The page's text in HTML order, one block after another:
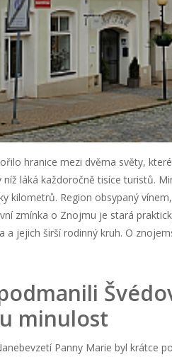
hranice mezi dvěma světy,
níž láká každoročně tisíce turistů.
kilometrů. Region obsypaný
zmínka o Znojmu je stará
a jejich širší rodinný kruh. O
minulost
Panny Marie byl krátce